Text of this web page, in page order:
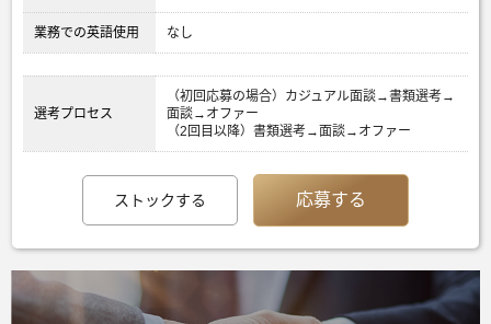
業務での英語使用 なし
選考プロセス
（初回応募の場合）カジュアル面談→書類選考→
面談→オファー
（2回目以降）書類選考→面談→オファー
ストックする 応募する